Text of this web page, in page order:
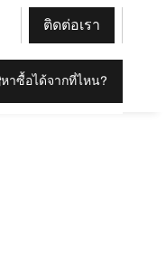
ติดต่อเรา
หาซื้อได้จากที่ไหน?